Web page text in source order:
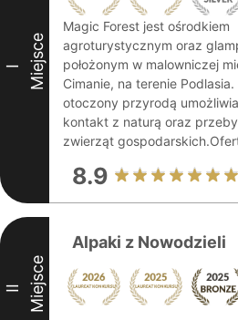
I Miejsce
Magic Forest jest ośrodkiem
agroturystycznym oraz
położonym w malowniczej
Cimanie, na terenie
otoczony przyrodą
kontakt z naturą oraz
zwierząt
8.9
II Miejsce
Alpaki z Nowodzieli